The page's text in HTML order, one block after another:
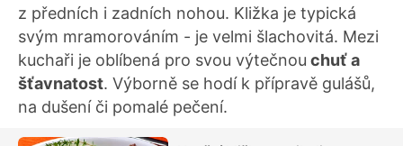
z předních i zadních nohou. Kližka je typická
svým mramorováním - je velmi šlachovitá. Mezi
kuchaři je oblíbená pro svou výtečnou chuť a
šťavnatost. Výborně se hodí k přípravě gulášů,
na dušení či pomalé pečení.